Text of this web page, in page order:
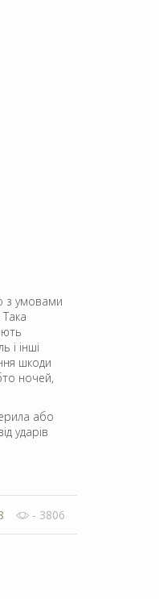
з умовами
і інші
шкоди
ночей,
або
ударів
- 3806